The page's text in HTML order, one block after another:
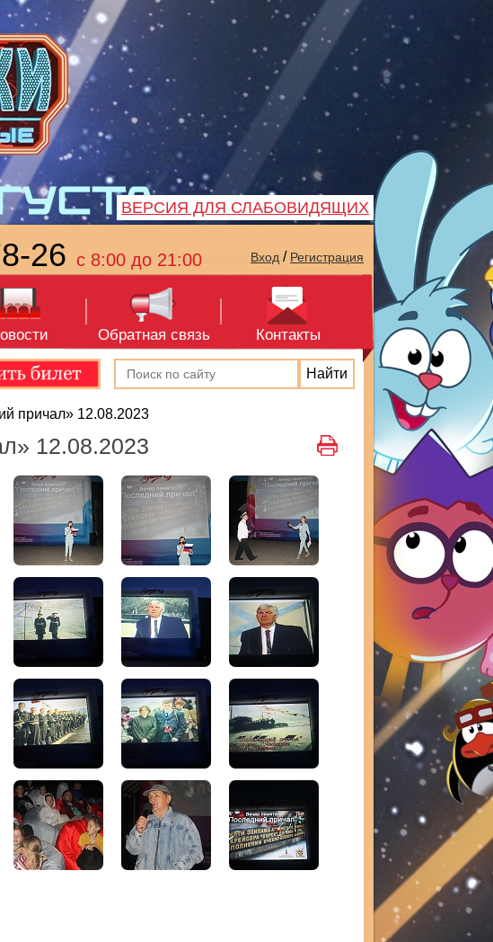
ВЕРСИЯ ДЛЯ СЛАБОВИДЯЩИХ
26 с 8:00 до 21:00 Вход / Регистрация
Обратная связь Контакты
причал» 12.08.2023
12.08.2023